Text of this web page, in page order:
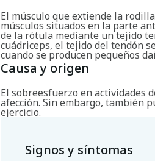
El músculo que extiende la
músculos situados en la parte
de la rótula mediante un tejido
cuádriceps, el tejido del tendón
cuando se producen pequeños
Causa y origen
El sobreesfuerzo en actividades
afección. Sin embargo, también
ejercicio.
Signos y síntomas